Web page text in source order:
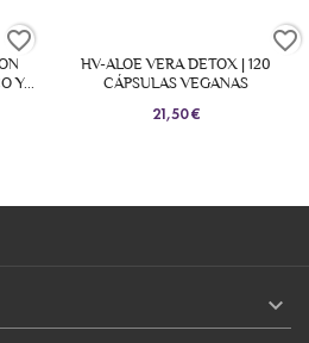
HV-ALOE VERA DETOX | 120
CÁPSULAS VEGANAS
